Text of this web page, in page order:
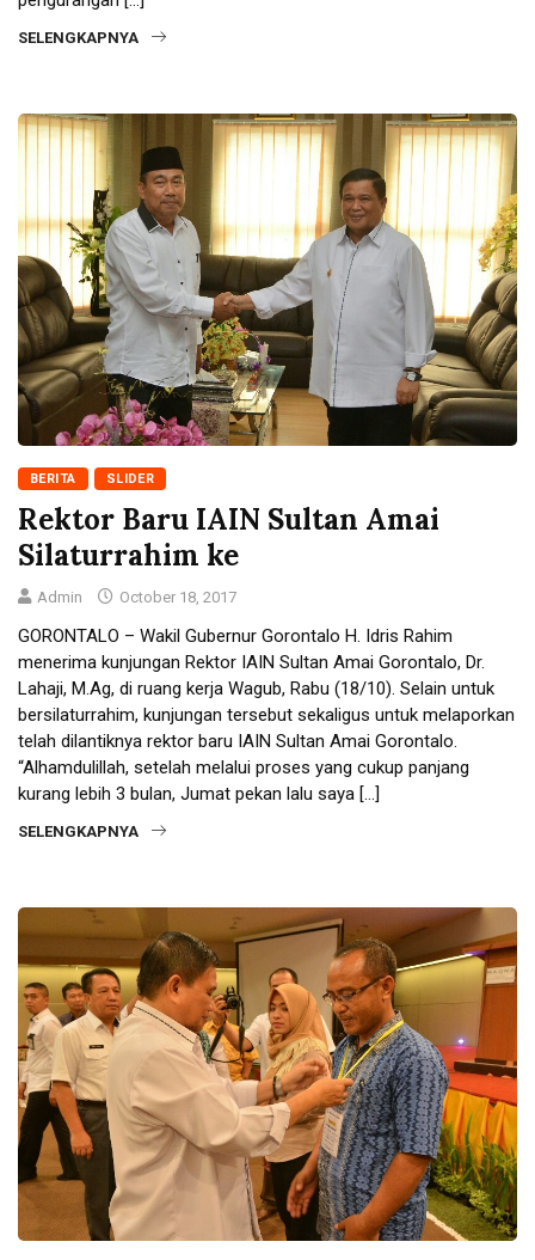
SELENGKAPNYA
BERITA SLIDER
Rektor Baru IAIN Sultan Amai
Silaturrahim ke
Admin October 18, 2017
GORONTALO – Wakil Gubernur Gorontalo H. Idris Rahim
menerima kunjungan Rektor IAIN Sultan Amai Gorontalo, Dr.
Lahaji, M.Ag, di ruang kerja Wagub, Rabu (18/10). Selain untuk
bersilaturrahim, kunjungan tersebut sekaligus untuk melaporkan
telah dilantiknya rektor baru IAIN Sultan Amai Gorontalo.
“Alhamdulillah, setelah melalui proses yang cukup panjang
kurang lebih 3 bulan, Jumat pekan lalu saya […]
SELENGKAPNYA